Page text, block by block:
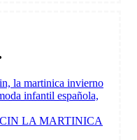
LA MARTINICA